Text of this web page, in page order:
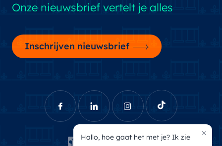
Onze nieuwsbrief vertelt je alles
Inschrijven nieuwsbrief
×
Hallo, hoe gaat het met je? Ik zie